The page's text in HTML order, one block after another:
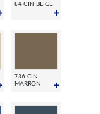
84 CIN BEIGE
736 CIN
MARRON